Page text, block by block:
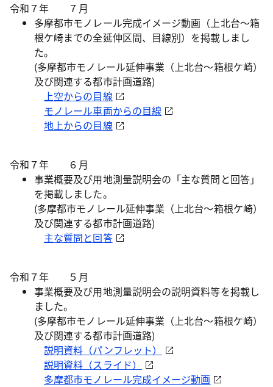
令和７年 ７月
多摩都市モノレール完成イメージ動画（上北台～箱
根ケ崎までの全延伸区間、目線別）を掲載しまし
た。
(多摩都市モノレール延伸事業（上北台～箱根ケ崎）
及び関連する都市計画道路)
上空からの目線
モノレール車両からの目線
地上からの目線
令和７年 ６月
事業概要及び用地測量説明会の「主な質問と回答」
を掲載しました。
(多摩都市モノレール延伸事業（上北台～箱根ケ崎）
及び関連する都市計画道路)
主な質問と回答
令和７年 ５月
事業概要及び用地測量説明会の説明資料等を掲載し
ました。
(多摩都市モノレール延伸事業（上北台～箱根ケ崎）
及び関連する都市計画道路)
説明資料（パンフレット）
説明資料（スライド）
多摩都市モノレール完成イメージ動画